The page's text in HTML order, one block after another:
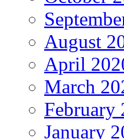
August
April
March
February
January